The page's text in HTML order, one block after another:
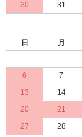
30
31
日
月
6
7
13
14
20
21
27
28